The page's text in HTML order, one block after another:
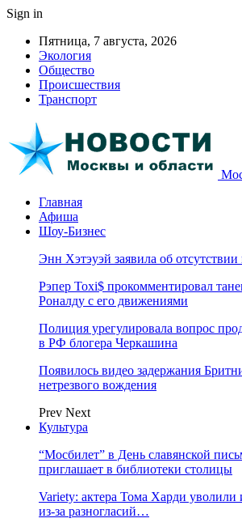
Sign in
Пятница, 7 августа, 2026
Экология
Общество
Происшествия
Транспорт
Главная
Афиша
Шоу-Бизнес
Энн Хэтэуэй заявила об отсутствии
Рэпер Toxi$ прокомментировал
Роналду с его движениями
Полиция урегулировала вопрос
в РФ блогера Черкашина
Появилось видео задержания
нетрезвого вождения
Prev Next
Культура
“Мосбилет” в День славянской
приглашает в библиотеки столицы
Variety: актера Тома Харди уволили
из-за разногласий…